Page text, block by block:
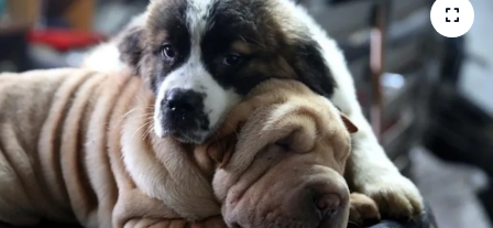
Eğitim
Ekonomi
Emet
Foto Galeri